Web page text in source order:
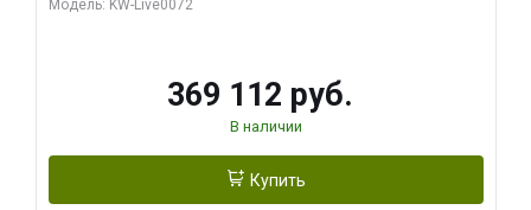
Модель: KW-Live0072
369 112 руб.
В наличии
Купить